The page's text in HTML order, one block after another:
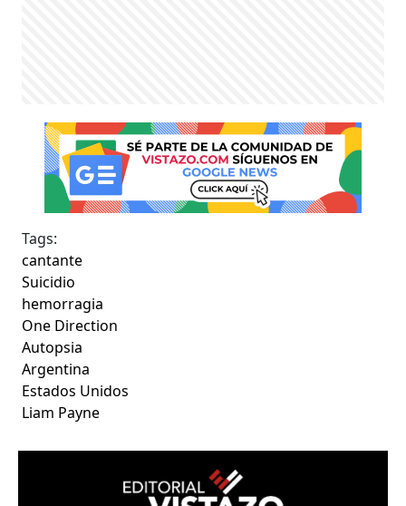
Tags:
cantante
Suicidio
hemorragia
One Direction
Autopsia
Argentina
Estados Unidos
Liam Payne